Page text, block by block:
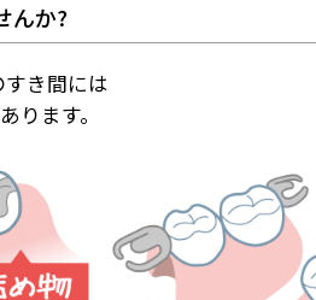
んか?
き間には
ります。